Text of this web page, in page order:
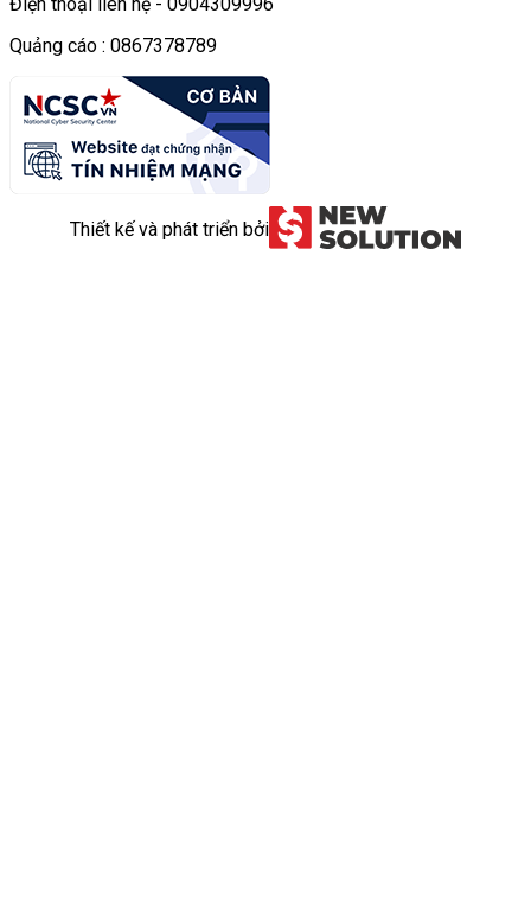
Quảng cáo : 0867378789
Thiết kế và phát triển bởi